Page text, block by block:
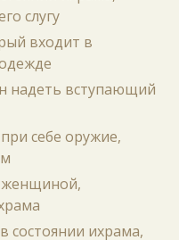
слугу
входит в
надеть вступающий
себе оружие,
женщиной,
состоянии ихрама,